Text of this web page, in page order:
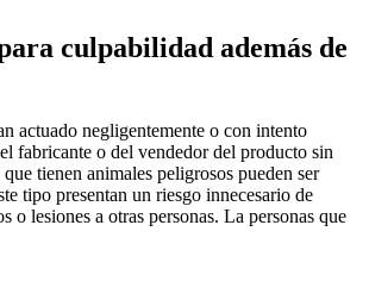
culpabilidad además de
actuado negligentemente o con intento
fabricante o del vendedor del producto sin
tienen animales peligrosos pueden ser
tipo presentan un riesgo innecesario de
lesiones a otras personas. La personas que